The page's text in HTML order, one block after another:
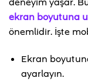
ekran boyutuna
önemlidir. İşte
Ekran
ayarlayın.